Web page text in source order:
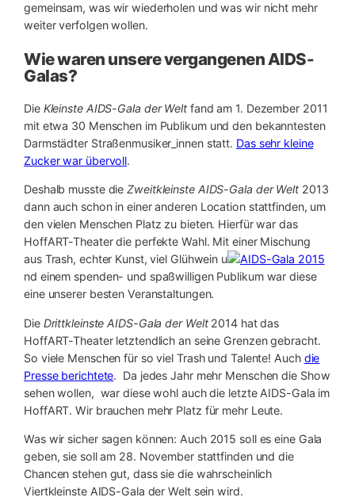
gemeinsam, was wir wiederholen und was wir nicht mehr
weiter verfolgen wollen.
Wie waren unsere vergangenen AIDS-
Galas?
Die Kleinste AIDS-Gala der Weltfand am 1. Dezember 2011
mit etwa 30 Menschen im Publikum und den bekanntesten
Darmstädter Straßenmusiker_innen statt. Das sehr kleine
Zucker war übervoll.
Deshalb musste dieZweitkleinste AIDS-Gala der Welt2013
dann auch schon in einer anderen Location stattfinden, um
den vielen Menschen Platz zu bieten. Hierfür war das
HoffART-Theater die perfekte Wahl. Mit einer Mischung
aus Trash, echter Kunst, viel Glühwein u
nd einem spenden- und spaßwilligen Publikum war diese
eine unserer besten Veranstaltungen.
Die Drittkleinste AIDS-Gala der Welt2014 hat das
HoffART-Theater letztendlich an seine Grenzen gebracht.
So viele Menschen für so viel Trash und Talente! Auch die
Presse berichtete. Da jedes Jahr mehr Menschen die Show
sehen wollen, war diese wohl auch die letzte AIDS-Gala im
HoffART. Wir brauchen mehr Platz für mehr Leute.
Was wir sicher sagen können: Auch 2015 soll es eine Gala
geben, sie soll am 28. November stattfinden und die
Chancen stehen gut, dass sie die wahrscheinlich
Viertkleinste AIDS-Gala der Welt sein wird.